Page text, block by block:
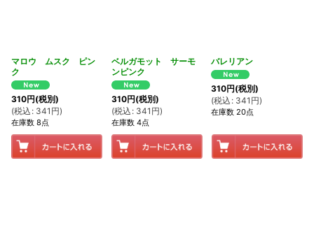
マロウ ムスク ピン
ク
310円(税別)
(税込 : 341 円)
在庫数 8点
ベルガモット サーモ
ンピンク
310円(税別)
(税込 : 341 円)
在庫数 4点
バレリアン
310円(税別)
(税込 : 341 円)
在庫数 20点